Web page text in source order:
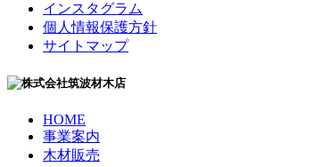
インスタグラム
個人情報保護方針
サイトマップ
HOME
事業案内
木材販売